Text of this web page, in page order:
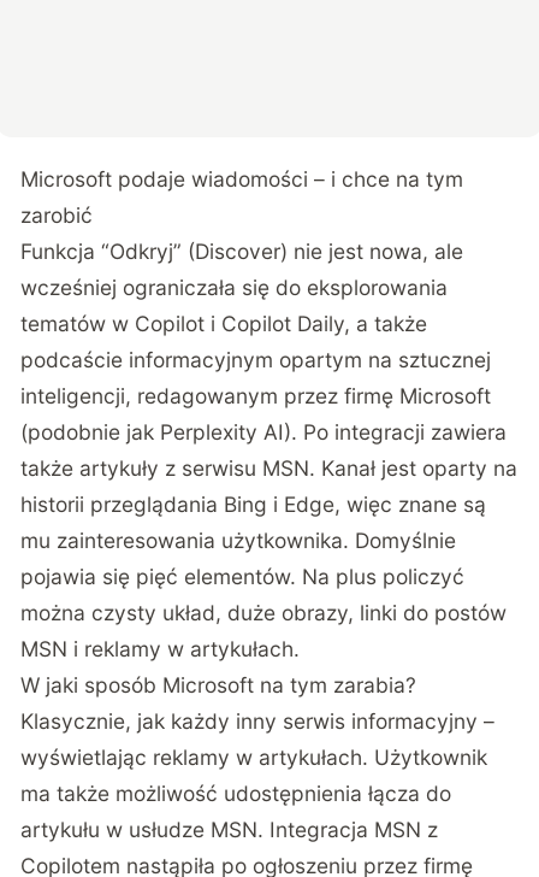
Microsoft podaje wiadomości – i chce na tym
zarobić
Funkcja “Odkryj” (Discover) nie jest nowa, ale
wcześniej ograniczała się do eksplorowania
tematów w Copilot i Copilot Daily, a także
podcaście informacyjnym opartym na sztucznej
inteligencji, redagowanym przez firmę Microsoft
(podobnie jak Perplexity AI). Po integracji zawiera
także artykuły z serwisu MSN. Kanał jest oparty na
historii przeglądania Bing i Edge, więc znane są
mu zainteresowania użytkownika. Domyślnie
pojawia się pięć elementów. Na plus policzyć
można czysty układ, duże obrazy, linki do postów
MSN i reklamy w artykułach.
W jaki sposób Microsoft na tym zarabia?
Klasycznie, jak każdy inny serwis informacyjny –
wyświetlając reklamy w artykułach. Użytkownik
ma także możliwość udostępnienia łącza do
artykułu w usłudze MSN. Integracja MSN z
Copilotem nastąpiła po ogłoszeniu przez firmę